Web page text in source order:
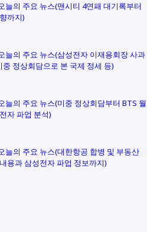
늘의 주요 뉴스(맨시티 4연패 대기록부터
까지)
늘의 주요 뉴스(삼성전자 이재용회장 사과
중 정상회담으로 본 국제 정세 등)
늘의 주요 뉴스(미중 정상회담부터 BTS 월
자 파업 분석)
늘의 주요 뉴스(대한항공 합병 및 부동산
용과 삼성전자 파업 정보까지)